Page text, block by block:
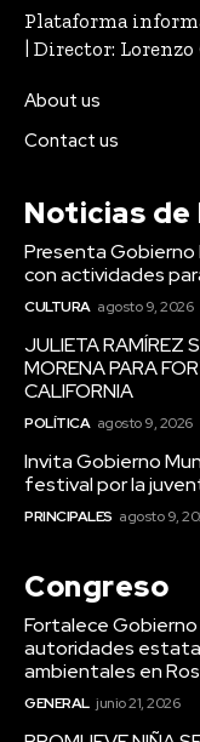
Plataforma
| Director:
About us
Contact us
Noticias de
Presenta
con actividades
CULTURA agosto 9, 2026
JULIETA RAMÍREZ
MORENA PARA
CALIFORNIA
POLÍTICA agosto 9, 2026
Invita Gobierno
festival por la
PRINCIPALES agosto 9,
Congreso
Fortalece
autoridades
ambientales en
GENERAL junio 21, 2026